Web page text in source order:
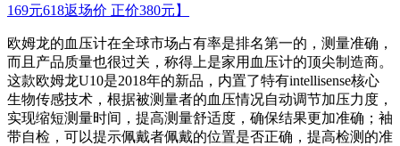
169元618返场价 正价380元】
欧姆龙的血压计在全球市场占有率是排名第一的，测量准确，
而且产品质量也很过关，称得上是家用血压计的顶尖制造商。
这款欧姆龙U10是2018年的新品，内置了特有intellisense核心
生物传感技术，根据被测量者的血压情况自动调节加压力度，
实现缩短测量时间，提高测量舒适度，确保结果更加准确；袖
带自检，可以提示佩戴者佩戴的位置是否正确，提高检测的准